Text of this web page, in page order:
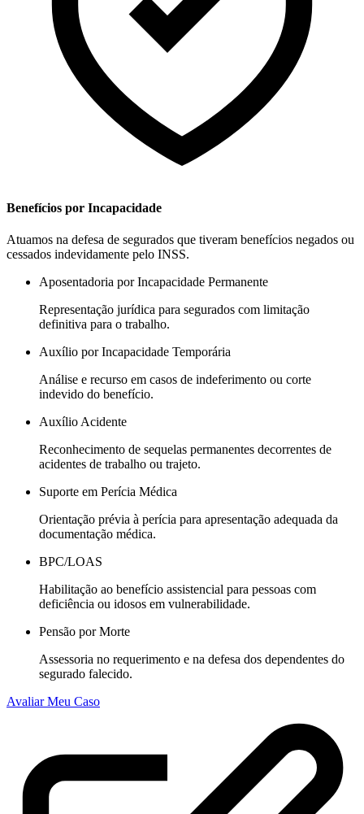
Benefícios por Incapacidade
Atuamos na defesa de segurados que tiveram benefícios negados ou
cessados indevidamente pelo INSS.
Aposentadoria por Incapacidade Permanente
Representação jurídica para segurados com limitação
definitiva para o trabalho.
Auxílio por Incapacidade Temporária
Análise e recurso em casos de indeferimento ou corte
indevido do benefício.
Auxílio Acidente
Reconhecimento de sequelas permanentes decorrentes de
acidentes de trabalho ou trajeto.
Suporte em Perícia Médica
Orientação prévia à perícia para apresentação adequada da
documentação médica.
BPC/LOAS
Habilitação ao benefício assistencial para pessoas com
deficiência ou idosos em vulnerabilidade.
Pensão por Morte
Assessoria no requerimento e na defesa dos dependentes do
segurado falecido.
Avaliar Meu Caso